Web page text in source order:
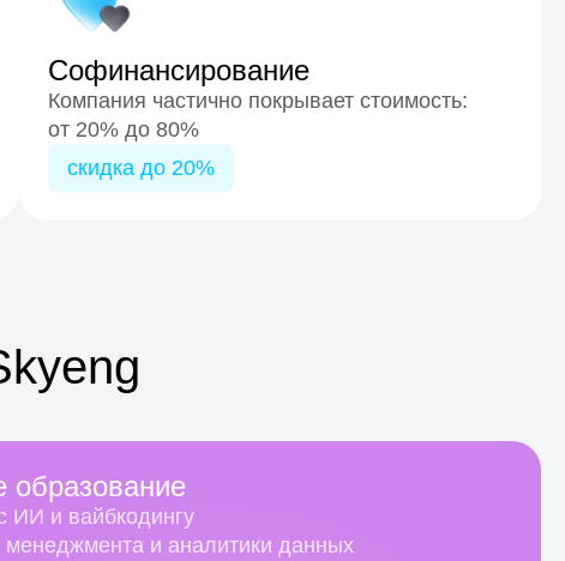
Софинансирование
Компания частично покрывает стоимость:
от 20% до 80%
скидка до 20%
образование
ИИ и вайбкодингу
менеджмента и аналитики данных